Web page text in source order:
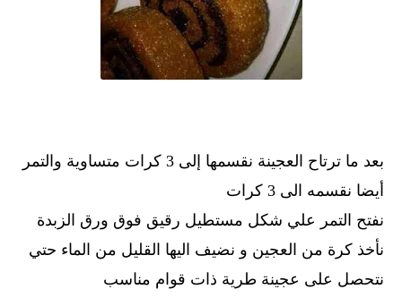
بعد ما ترتاح العجينة نقسمها إلى 3 كرات متساوية والتمر
أيضا نقسمه الى 3 كرات
نفتح التمر علي شكل مستطيل رقيق فوق ورق الزبدة
نأخذ كرة من العجين و نضيف اليها القليل من الماء حتي
نتحصل على عجينة طرية ذات قوام مناسب